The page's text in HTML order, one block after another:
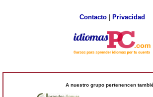
Contacto| Privacidad
A nuestro grupo pertenencen